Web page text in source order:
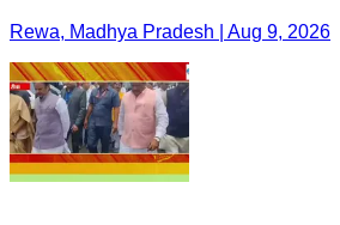
Rewa, Madhya Pradesh | Aug 9, 2026